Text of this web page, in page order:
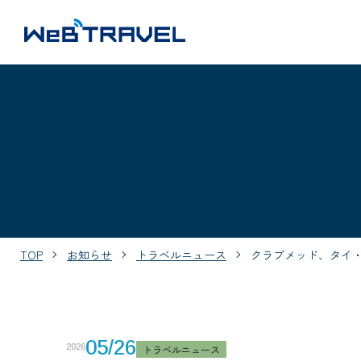
TOP お知らせ トラベルニュース クラブメッド、タ
202605/26 トラベルニュース